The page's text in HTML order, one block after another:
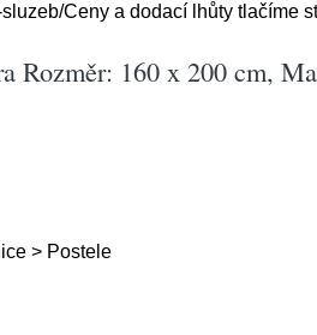
Ceny a dodací lhůty tlačíme
Rozměr: 160 x 200 cm,
> Postele